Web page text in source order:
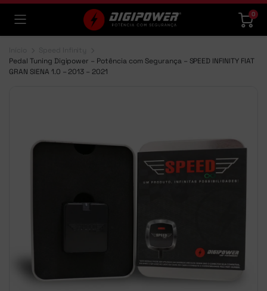
0
Pedal Tuning Digipower – Potência com Segurança – SPEED INFINITY FIAT
GRAN SIENA 1.0 – 2013 – 2021